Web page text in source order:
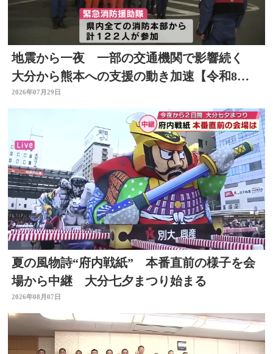
地震から一夜 一部の交通機関で影響続く
大分から熊本への支援の動き加速【令和8年
熊本地震】
2026年07月29日
夏の風物詩“府内戦紙” 本番直前の様子を会
場から中継 大分七夕まつり始まる
2026年08月07日